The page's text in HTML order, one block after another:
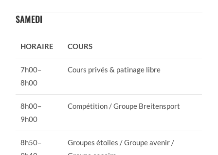
SAMEDI
HORAIRE COURS
7h00–
8h00
Cours privés & patinage libre
8h00–
9h00
Compétition / Groupe Breitensport
8h50–
Groupes étoiles / Groupe avenir /